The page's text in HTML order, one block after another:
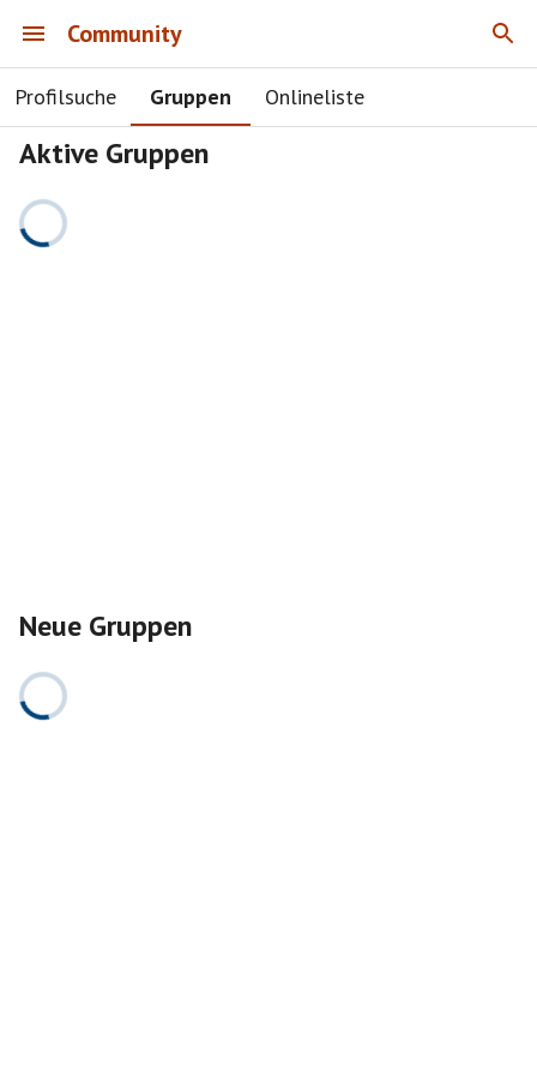
Community
Profilsuche Gruppen Onlineliste
Aktive Gruppen
Neue Gruppen